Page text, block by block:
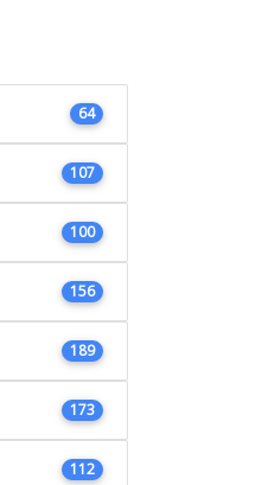
64
107
100
156
189
173
112